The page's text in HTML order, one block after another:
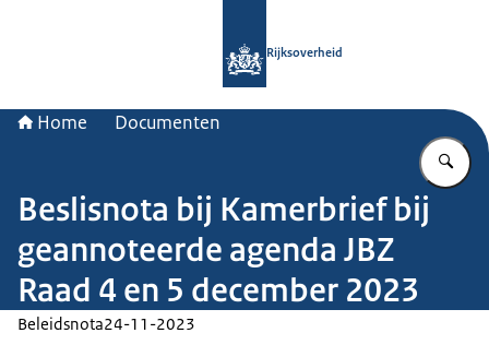
Rijksoverheid
Home Documenten
Beslisnota bij Kamerbrief bij
geannoteerde agenda JBZ
Raad 4 en 5 december 2023
Beleidsnota24-11-2023